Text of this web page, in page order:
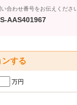
い合わせ番号をお伝えくださ
AAS401967
する
万円